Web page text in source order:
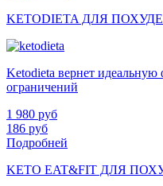
KETODIETA ДЛЯ
Ketodieta вернет идеальную
ограничений
1 980 руб
186 руб
Подробней
KETO EAT&FIT ДЛЯ